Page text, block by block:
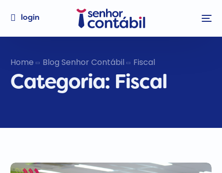
login
Home Blog Senhor Contábil Fiscal
Categoria: Fiscal